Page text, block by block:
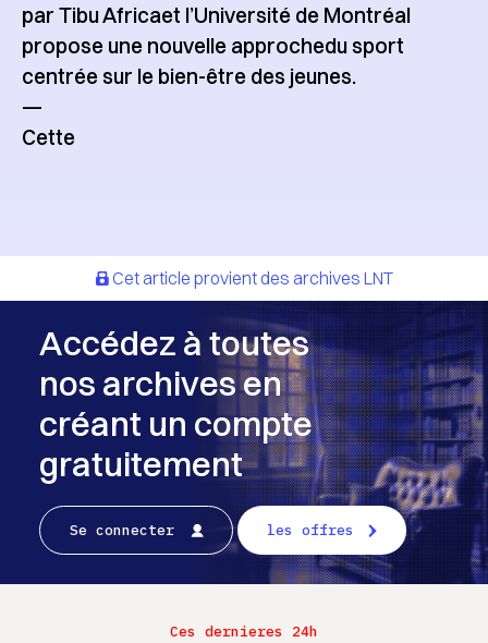
par Tibu Africaet l’Université de Montréal
propose une nouvelle approchedu sport
centrée sur le bien-être des jeunes.
—
Cette
Cet article provient des archives LNT
Accédez à toutes
nos archives en
créant un compte
gratuitement
Se connecter les offres
Ces dernieres 24h